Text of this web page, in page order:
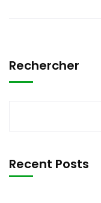
Rechercher
Recent Posts